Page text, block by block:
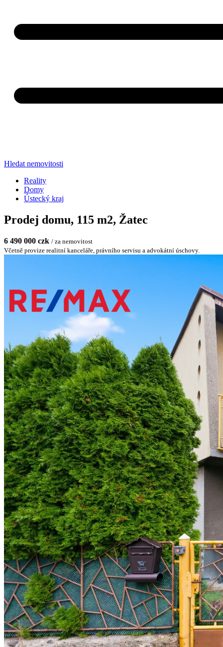
Hledat nemovitosti
Reality
Domy
Ústecký kraj
Prodej domu, 115 m2, Žatec
6 490 000 czk / za nemovitost
Včetně provize realitní kanceláře, právního servisu a advokátní úschovy.